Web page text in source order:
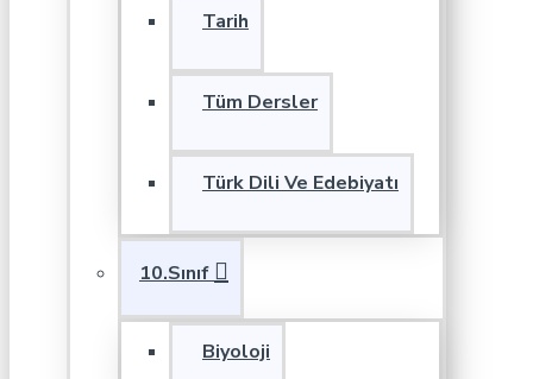
Tarih
Tüm Dersler
Türk Dili Ve Edebiyatı
10.Sınıf
Biyoloji